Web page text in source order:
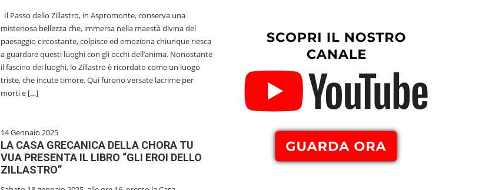
Il Passo dello Zillastro, in Aspromonte, conserva una
misteriosa bellezza che, immersa nella maestà divina del
paesaggio circostante, colpisce ed emoziona chiunque riesca
a guardare questi luoghi con gli occhi dell’anima. Nonostante
il fascino dei luoghi, lo Zillastro è ricordato come un luogo
triste, che incute timore. Qui furono versate lacrime per
morti e […]
14 Gennaio 2025
LA CASA GRECANICA DELLA CHORA TU
VUA PRESENTA IL LIBRO “GLI EROI DELLO
ZILLASTRO”